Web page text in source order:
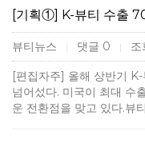
[기획①] K-뷰티 수출
뷰티뉴스 | 댓글 0 |
[편집자주] 올해 상반기
넘어섰다. 미국이 최대 수
운 전환점을 맞고 있다.뷰